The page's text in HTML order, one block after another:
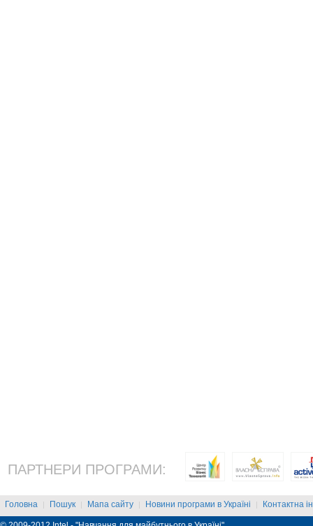
ПАРТНЕРИ ПРОГРАМИ:
Головна | Пошук | Мапа сайту | Новини програми в Україні | Контактна